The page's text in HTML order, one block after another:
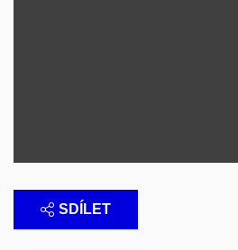
SDÍLET